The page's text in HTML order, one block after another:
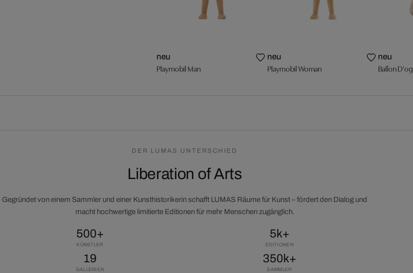
neu
Playmobil Man
neu
Playmobil Woman
neu
Ballon D'og
DER LUMAS UNTERSCHIED
Liberation of Arts
Gegründet von einem Sammler und einer Kunsthistorikerin schafft LUMAS Räume für Kunst – fördert den Dialog und
macht hochwertige limitierte Editionen für mehr Menschen zugänglich.
500+
KÜNSTLER
5k+
EDITIONEN
19
GALLERIEN
350k+
SAMMLER